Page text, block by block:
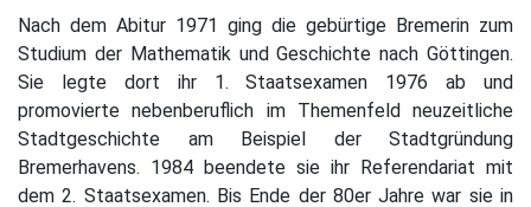
Nach dem Abitur 1971 ging die gebürtige Bremerin zum
Studium der Mathematik und Geschichte nach Göttingen.
Sie legte dort ihr 1. Staatsexamen 1976 ab und
promovierte nebenberuflich im Themenfeld neuzeitliche
Stadtgeschichte am Beispiel der Stadtgründung
Bremerhavens. 1984 beendete sie ihr Referendariat mit
dem 2. Staatsexamen. Bis Ende der 80er Jahre war sie in